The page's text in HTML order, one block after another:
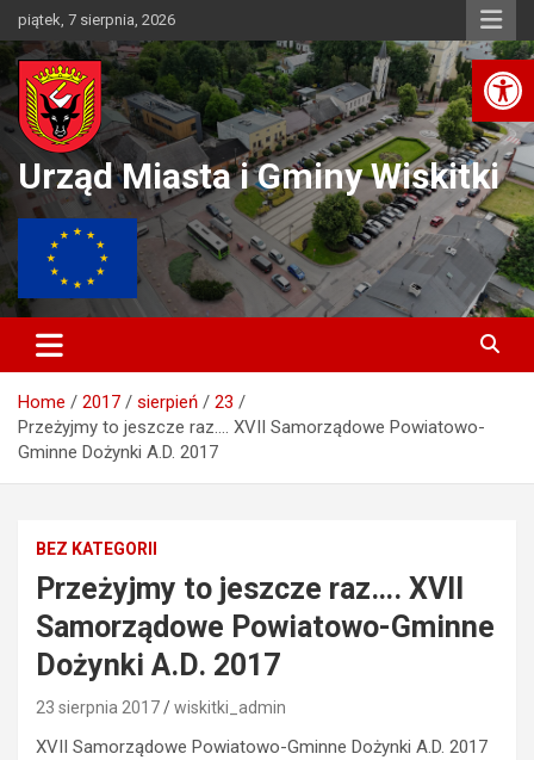
Skip
to
content
piątek, 7 sierpnia, 2026
Urząd Miasta i Gminy Wiskitki
Home 2017 sierpień
23
Przeżyjmy to jeszcze raz…. XVII Samorządowe Powiatowo-
Gminne Dożynki A.D. 2017
BEZ KATEGORII
Przeżyjmy to jeszcze raz…. XVII
Samorządowe Powiatowo-Gminne
Dożynki A.D. 2017
23 sierpnia 2017 wiskitki_admin
XVII Samorządowe Powiatowo-Gminne Dożynki A.D. 2017